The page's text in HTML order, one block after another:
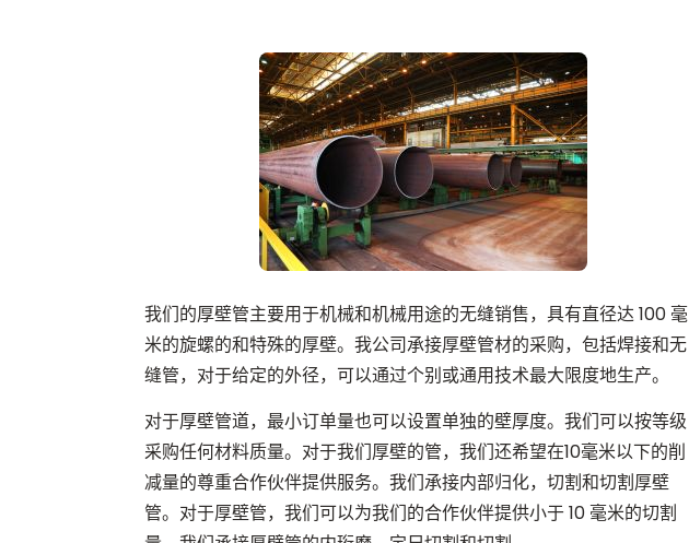
我们的厚壁管主要用于机械和机械用途的无缝销售，具有直径达 100 毫
米的旋螺的和特殊的厚壁。我公司承接厚壁管材的采购，包括焊接和无
缝管，对于给定的外径，可以通过个别或通用技术最大限度地生产。
对于厚壁管道，最小订单量也可以设置单独的壁厚度。我们可以按等级
采购任何材料质量。对于我们厚壁的管，我们还希望在10毫米以下的削
减量的尊重合作伙伴提供服务。我们承接内部归化，切割和切割厚壁
管。对于厚壁管，我们可以为我们的合作伙伴提供小于 10 毫米的切割